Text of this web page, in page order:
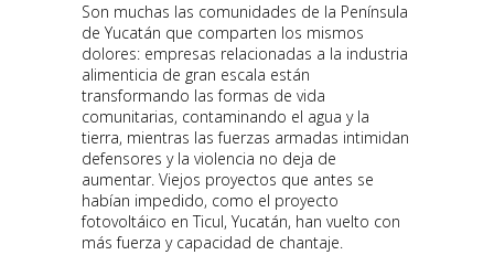
Son muchas las comunidades de la Península
de Yucatán que comparten los mismos
dolores: empresas relacionadas a la industria
alimenticia de gran escala están
transformando las formas de vida
comunitarias, contaminando el agua y la
tierra, mientras las fuerzas armadas intimidan
defensores y la violencia no deja de
aumentar. Viejos proyectos que antes se
habían impedido, como el proyecto
fotovoltáico en Ticul, Yucatán, han vuelto con
más fuerza y capacidad de chantaje.